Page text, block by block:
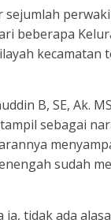
sejumlah
beberapa
kecamatan
B, SE, Ak.
sebagai
sudah
ia, tidak ada